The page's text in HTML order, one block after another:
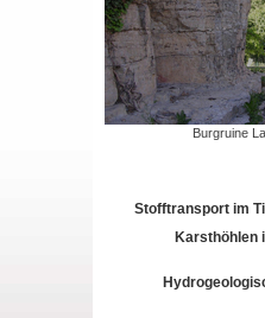
Burgruine
Stofftransport im
Karsthöhlen